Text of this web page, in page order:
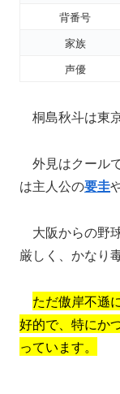
背番号
家族
声優
桐島秋斗は東
外見はクール
は主人公の要圭
大阪からの野
厳しく、かなり毒
ただ傲岸不遜
好的で、特にか
っています。